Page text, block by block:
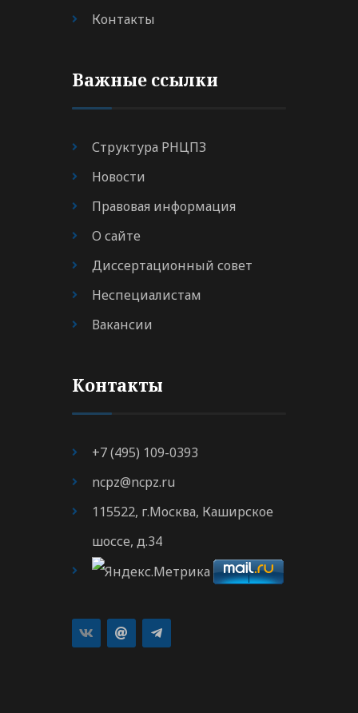
Контакты
Важные ссылки
Структура РНЦПЗ
Новости
Правовая информация
О сайте
Диссертационный совет
Неспециалистам
Вакансии
Контакты
+7 (495) 109-0393
ncpz@ncpz.ru
115522, г.Москва, Каширское
шоссе, д.34